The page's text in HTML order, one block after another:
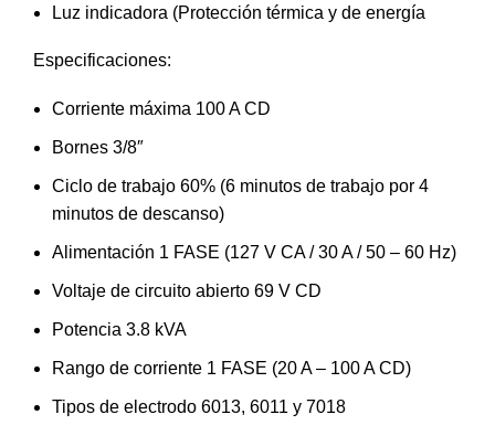
Luz indicadora (Protección térmica y de energía
Especificaciones:
Corriente máxima 100 A CD
Bornes 3/8″
Ciclo de trabajo 60% (6 minutos de trabajo por 4
minutos de descanso)
Alimentación 1 FASE (127 V CA / 30 A / 50 – 60 Hz)
Voltaje de circuito abierto 69 V CD
Potencia 3.8 kVA
Rango de corriente 1 FASE (20 A – 100 A CD)
Tipos de electrodo 6013, 6011 y 7018